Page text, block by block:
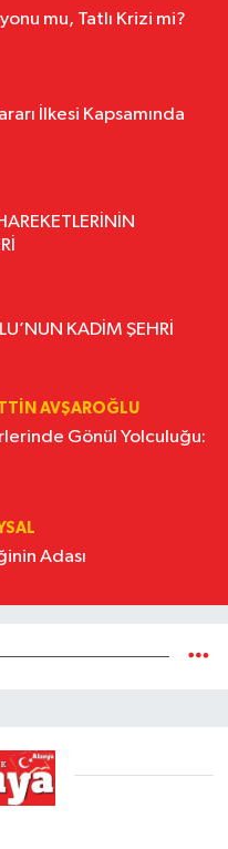
mu, Tatlı Krizi mi?
İlkesi Kapsamında
KADİM ŞEHRİ
AVŞAROĞLU
Gönül Yolculuğu:
Adası